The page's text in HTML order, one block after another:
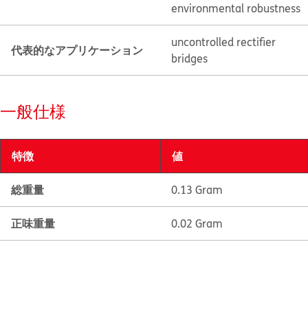
environmental robustness
代表的なアプリケーション
uncontrolled rectifier
bridges
一般仕様
特徴 値
総重量 0.13 Gram
正味重量 0.02 Gram